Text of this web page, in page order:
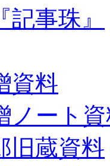
事珠』
資料
ノート
旧蔵資料